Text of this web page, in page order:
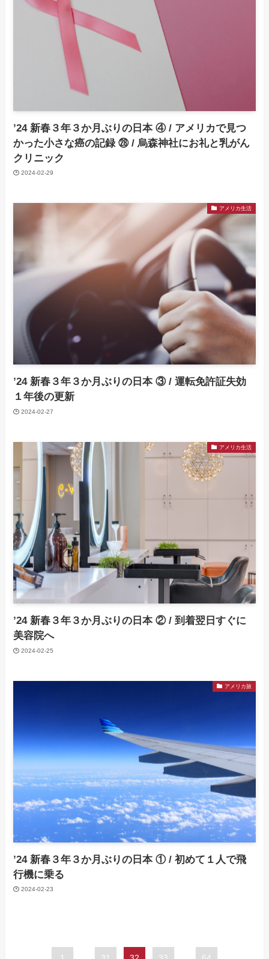
’24 新春３年３か月ぶりの日本 ④ / アメリカで見つ
かった小さな癌の記録 ㉘ / 烏森神社にお礼と乳がん
クリニック
2024-02-29
アメリカ生活
’24 新春３年３か月ぶりの日本 ③ / 運転免許証失効
１年後の更新
2024-02-27
アメリカ生活
’24 新春３年３か月ぶりの日本 ② / 到着翌日すぐに
美容院へ
2024-02-25
アメリカ旅
’24 新春３年３か月ぶりの日本 ① / 初めて１人で飛
行機に乗る
2024-02-23